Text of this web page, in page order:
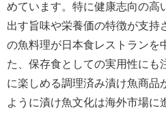
めています。特に健康志向の高
出す旨味や栄養価の特徴が支持
の魚料理が日本食レストランを
た、保存食としての実用性にも
に楽しめる調理済み漬け魚商品
ように漬け魚文化は海外市場に